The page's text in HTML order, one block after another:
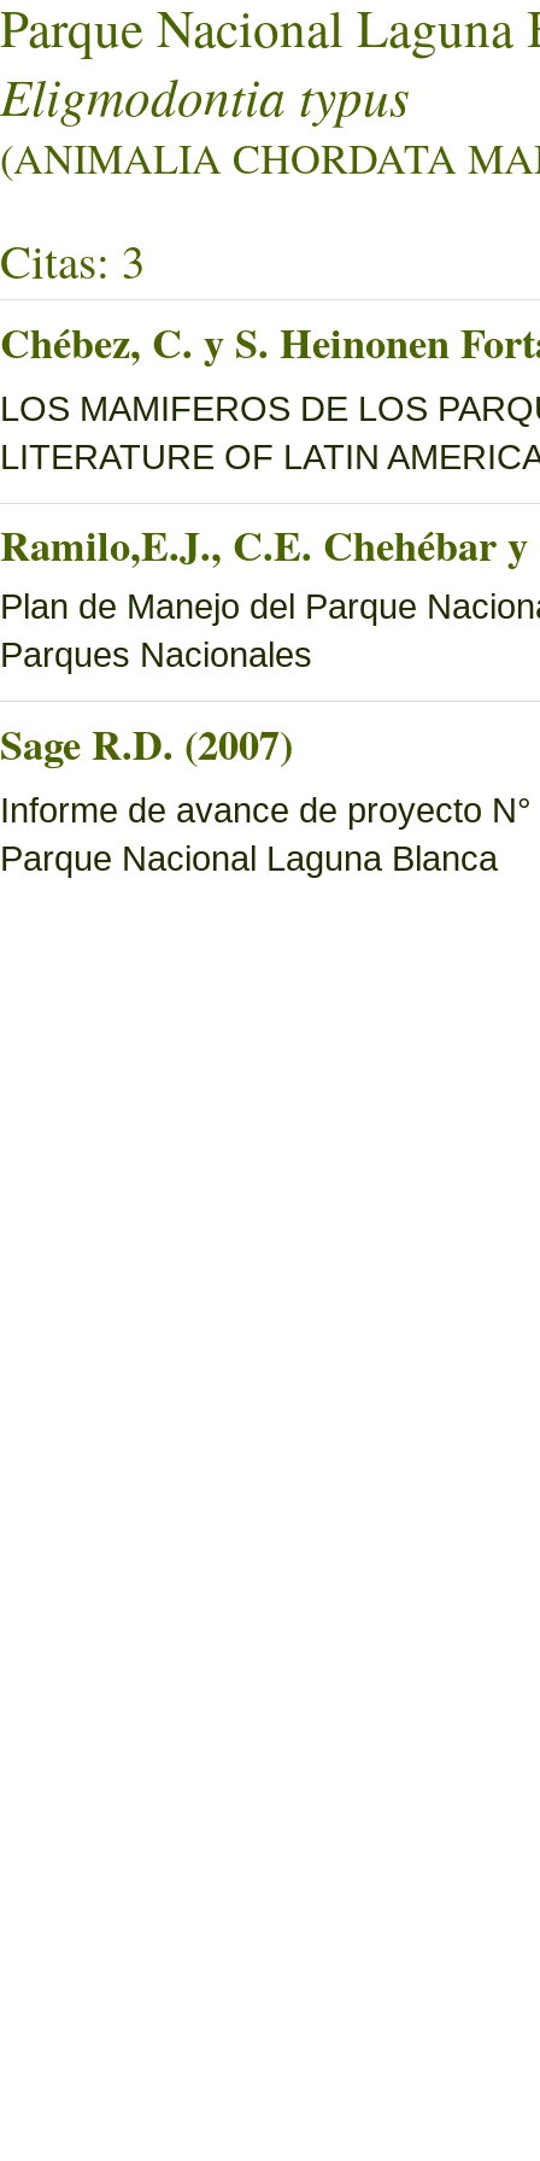
Parque Nacional Laguna
Eligmodontia typus
(ANIMALIA CHORDATA
Citas: 3
Chébez, C. y S. Heinonen
LOS MAMIFEROS DE LOS
LITERATURE OF LATIN
Ramilo,E.J., C.E. Chehébar
Plan de Manejo del Parque
Parques Nacionales
Sage R.D. (2007)
Informe de avance de proyecto
Parque Nacional Laguna Blanca